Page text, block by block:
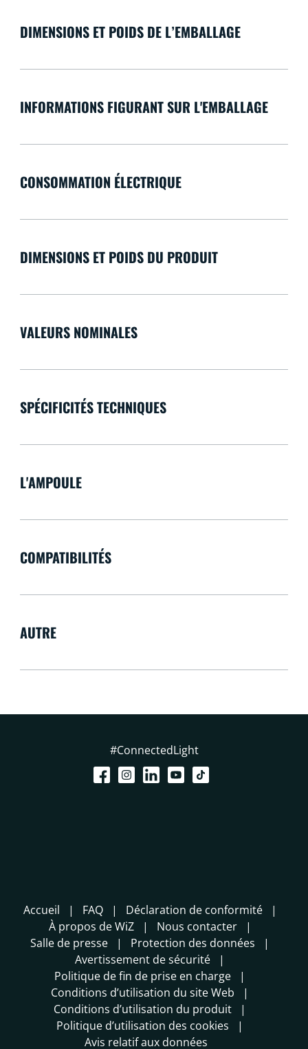
DIMENSIONS ET POIDS DE L’EMBALLAGE
INFORMATIONS FIGURANT SUR L'EMBALLAGE
CONSOMMATION ÉLECTRIQUE
DIMENSIONS ET POIDS DU PRODUIT
VALEURS NOMINALES
SPÉCIFICITÉS TECHNIQUES
L'AMPOULE
COMPATIBILITÉS
AUTRE
#ConnectedLight
Accueil FAQ
Déclaration de conformité
À propos de WiZ
Nous contacter
Salle de presse
Protection des données
Avertissement de sécurité
Politique de fin de prise en charge
Conditions d’utilisation du site Web
Conditions d’utilisation du produit
Politique d’utilisation des cookies
Avis relatif aux données